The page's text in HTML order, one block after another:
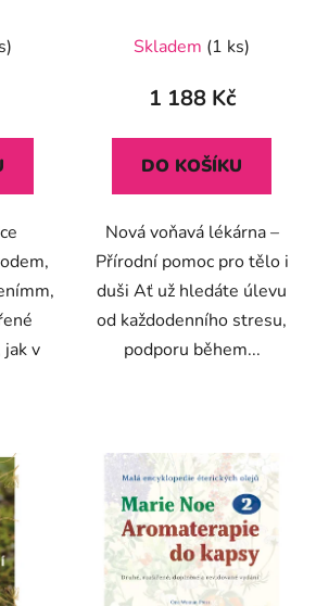
jak v
Skladem (1 ks)
1 188 Kč
DO KOŠÍKU
Nová voňavá lékárna –
Přírodní pomoc pro tělo i
duši Ať už hledáte úlevu
od každodenního stresu,
podporu během...